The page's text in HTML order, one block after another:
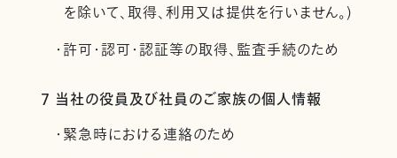
を除いて、取得、利用又は提供を行いません。)
・許可・認可・認証等の取得、監査手続のため
7 当社の役員及び社員のご家族の個人情報
・緊急時における連絡のため